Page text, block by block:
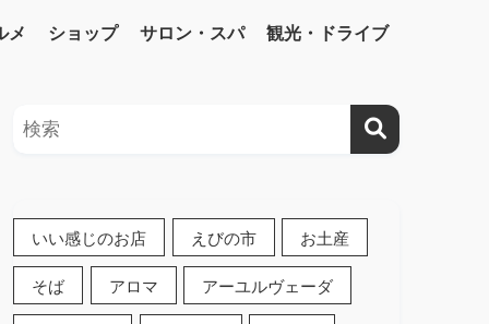
メ ショップ サロン・スパ 観光・ドライブ
いい感じのお店 えびの市 お土産
そば アロマ アーユルヴェーダ